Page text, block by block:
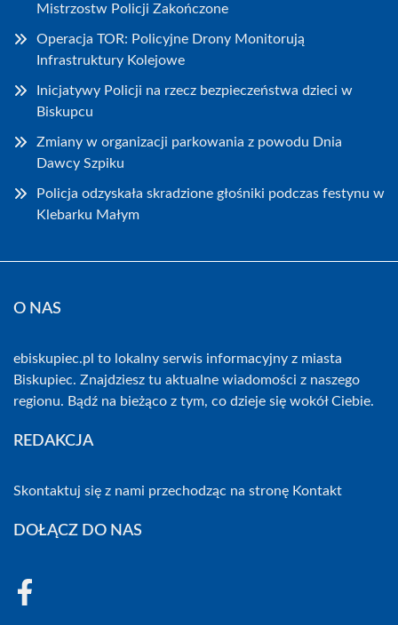
Mistrzostw Policji Zakończone
Operacja TOR: Policyjne Drony Monitorują
Infrastruktury Kolejowe
Inicjatywy Policji na rzecz bezpieczeństwa dzieci w
Biskupcu
Zmiany w organizacji parkowania z powodu Dnia
Dawcy Szpiku
Policja odzyskała skradzione głośniki podczas festynu w
Klebarku Małym
O NAS
ebiskupiec.pl to lokalny serwis informacyjny z miasta
Biskupiec. Znajdziesz tu aktualne wiadomości z naszego
regionu. Bądź na bieżąco z tym, co dzieje się wokół Ciebie.
REDAKCJA
Skontaktuj się z nami przechodząc na stronę Kontakt
DOŁĄCZ DO NAS